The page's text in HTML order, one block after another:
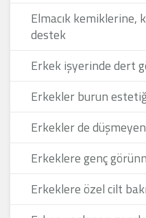
Elmacık kemiklerine,
destek
Erkek işyerinde dert
Erkekler burun
Erkekler de
Erkeklere genç
Erkeklere özel cilt